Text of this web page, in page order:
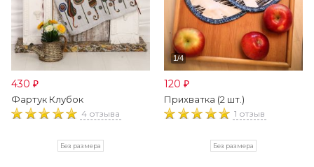
430 ₽
Фартук Клубок
4 отзыва
Без размера
120 ₽
Прихватка (2 шт.)
1 отзыв
Без размера